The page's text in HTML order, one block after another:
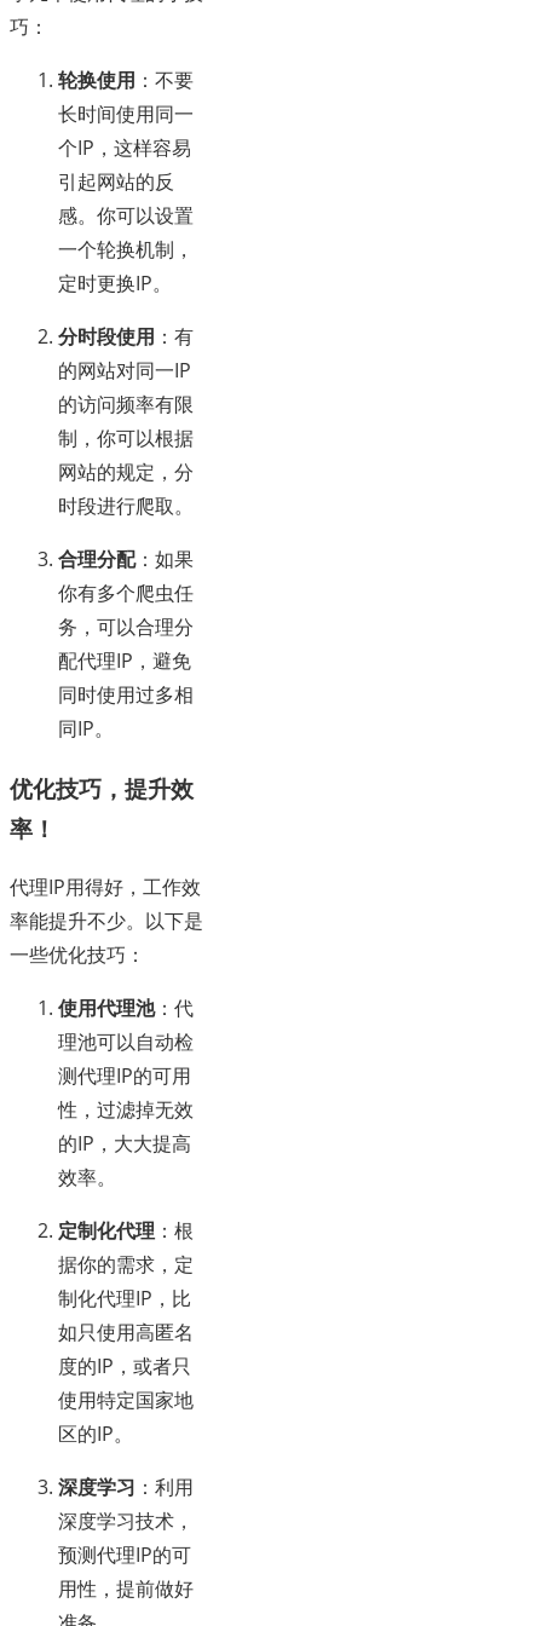
巧：
轮换使用 ：不要
长时间使用同一
个IP，这样容易
引起网站的反
感。你可以设置
一个轮换机制，
定时更换IP。
分时段使用 ：有
的网站对同一IP
的访问频率有限
制，你可以根据
网站的规定，分
时段进行爬取。
合理分配：如果
你有多个爬虫任
务，可以合理分
配代理IP，避免
同时使用过多相
同IP。
优化技巧，提升效
率！
代理IP用得好，工作效
率能提升不少。以下是
一些优化技巧：
使用代理池：代
理池可以自动检
测代理IP的可用
性，过滤掉无效
的IP，大大提高
效率。
定制化代理 ：根
据你的需求，定
制化代理IP，比
如只使用高匿名
度的IP，或者只
使用特定国家地
区的IP。
深度学习 ：利用
深度学习技术，
预测代理IP的可
用性，提前做好